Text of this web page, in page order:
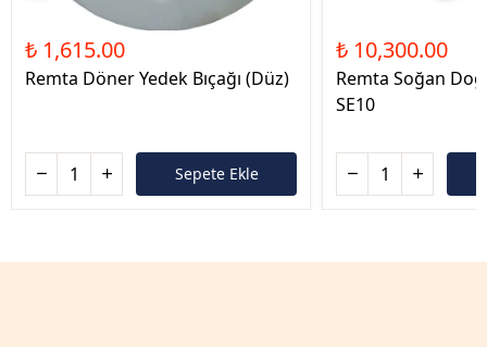
₺ 1,615.00
Remta Döner Yedek Bıçağı (Düz)
Sepete Ekle
₺ 10,300.00
Remta Soğan
SE10